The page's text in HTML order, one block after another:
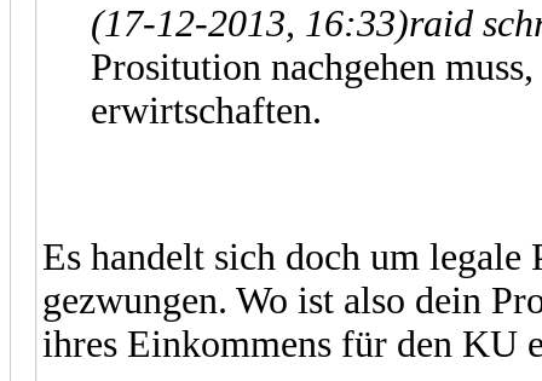
(17-12-2013, 16:33)raid
Prositution nachgehen
erwirtschaften.
Es handelt sich doch um
gezwungen. Wo ist also dein
ihres Einkommens für den KU